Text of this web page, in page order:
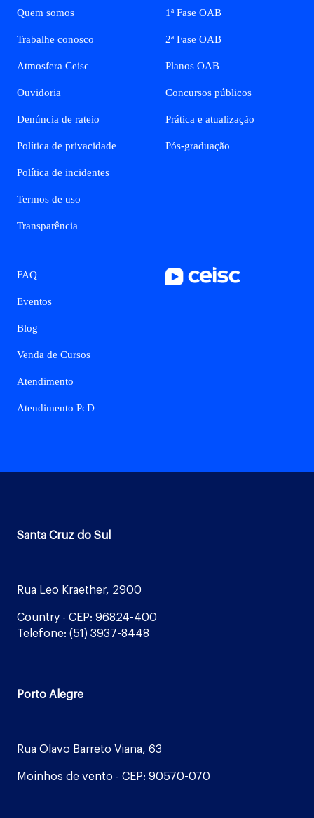
Quem somos
Trabalhe conosco
Atmosfera Ceisc
Ouvidoria
Denúncia de rateio
Política de privacidade
Política de incidentes
Termos de uso
Transparência
1ª Fase OAB
2ª Fase OAB
Planos OAB
Concursos públicos
Prática e atualização
Pós-graduação
FAQ
Eventos
Blog
Venda de Cursos
Atendimento
Atendimento PcD
Santa Cruz do Sul
Rua Leo Kraether, 2900
Country - CEP: 96824-400
Telefone: (51) 3937-8448
Porto Alegre
Rua Olavo Barreto Viana, 63
Moinhos de vento - CEP: 90570-070